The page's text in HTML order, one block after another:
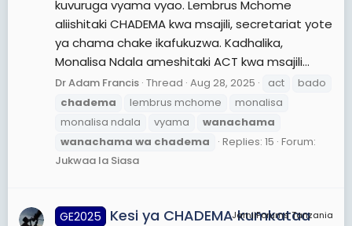
kuvuruga vyama vyao. Lembrus Mchome
aliishitaki CHADEMA kwa msajili, secretariat yote
ya chama chake ikafukuzwa. Kadhalika,
Monalisa Ndala ameshitaki ACT kwa msajili...
Dr Adam Francis Thread Aug 28, 2025 act
bado
chadema
lembrus mchome
monalisa
monalisa ndala
vyama
wanachama
wanachama wa chadema Replies: 15 Forum:
Jukwaa la Siasa
JamiiForums Tanzania
GE2025
Kesi ya CHADEMA kumkataa